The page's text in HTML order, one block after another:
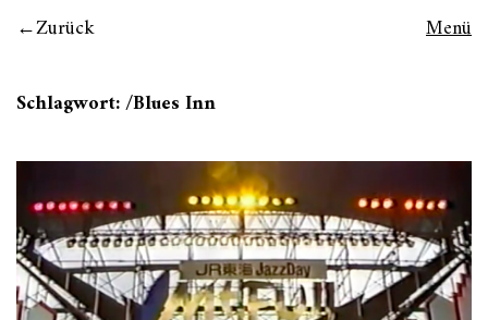
Zurück Menü
Schlagwort:/Blues Inn